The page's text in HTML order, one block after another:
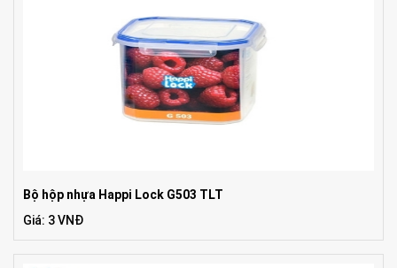
Bộ hộp nhựa Happi Lock G503 TLT
Giá: 3 VNĐ